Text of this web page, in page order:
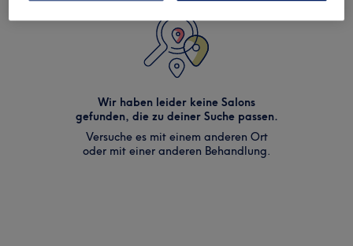
Wir haben leider keine Salons
gefunden, die zu deiner Suche passen.
Versuche es mit einem anderen Ort
oder mit einer anderen Behandlung.